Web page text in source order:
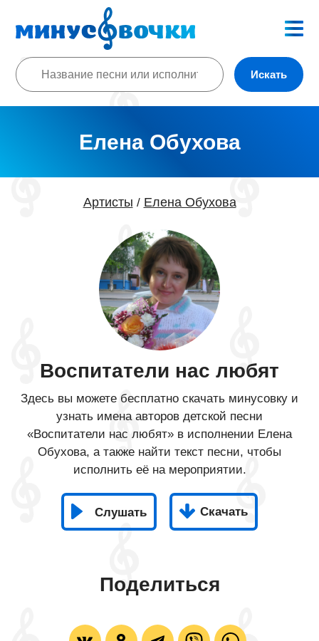
Искать
Елена Обухова
Артисты / Елена Обухова
Воспитатели нас любят
Здесь вы можете бесплатно скачать минусовку и
узнать имена авторов детской песни
«Воспитатели нас любят» в исполнении Елена
Обухова, а также найти текст песни, чтобы
исполнить её на мероприятии.
Слушать Скачать
Поделиться